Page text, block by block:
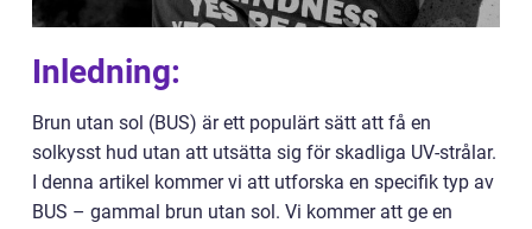
Inledning:
Brun utan sol (BUS) är ett populärt sätt att få en
solkysst hud utan att utsätta sig för skadliga UV-strålar.
I denna artikel kommer vi att utforska en specifik typ av
BUS – gammal brun utan sol. Vi kommer att ge en